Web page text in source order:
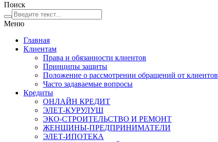
Поиск
Меню
Главная
Клиентам
Права и обязанности клиентов
Принципы защиты
Положение о рассмотрении обращений от клиентов
Часто задаваемые вопросы
Кредиты
ОНЛАЙН КРЕДИТ
ЭЛЕТ-КУРУЛУШ
ЭКО-СТРОИТЕЛЬСТВО И РЕМОНТ
ЖЕНЩИНЫ-ПРЕДПРИНИМАТЕЛИ
ЭЛЕТ-ИПОТЕКА